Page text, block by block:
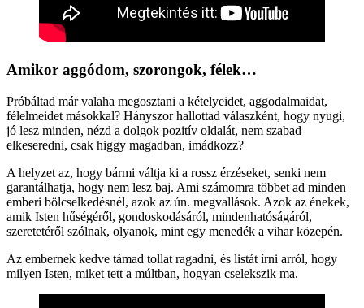
Amikor aggódom, szorongok, félek…
Próbáltad már valaha megosztani a kételyeidet, aggodalmaidat,
félelmeidet másokkal? Hányszor hallottad válaszként, hogy nyugi,
jó lesz minden, nézd a dolgok pozitív oldalát, nem szabad
elkeseredni, csak higgy magadban, imádkozz?
A helyzet az, hogy bármi váltja ki a rossz érzéseket, senki nem
garantálhatja, hogy nem lesz baj. Ami számomra többet ad minden
emberi bölcselkedésnél, azok az ún. megvallások. Azok az énekek,
amik Isten hűségéről, gondoskodásáról, mindenhatóságáról,
szeretetéről szólnak, olyanok, mint egy menedék a vihar közepén.
Az embernek kedve támad tollat ragadni, és listát írni arról, hogy
milyen Isten, miket tett a múltban, hogyan cselekszik ma.